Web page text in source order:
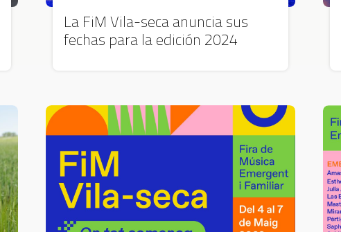
La FiM Vila-seca anuncia sus
fechas para la edición 2024